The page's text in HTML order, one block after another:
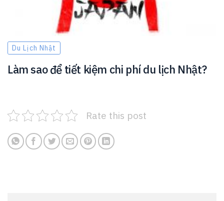
Du Lịch Nhật
Làm sao để tiết kiệm chi phí du lịch Nhật?
Rate this post